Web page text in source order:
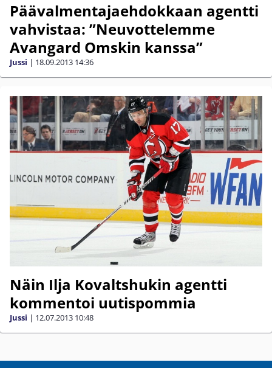
Päävalmentajaehdokkaan agentti
vahvistaa: ”Neuvottelemme
Avangard Omskin kanssa”
Jussi | 18.09.2013 14:36
Näin Ilja Kovaltshukin agentti
kommentoi uutispommia
Jussi | 12.07.2013 10:48